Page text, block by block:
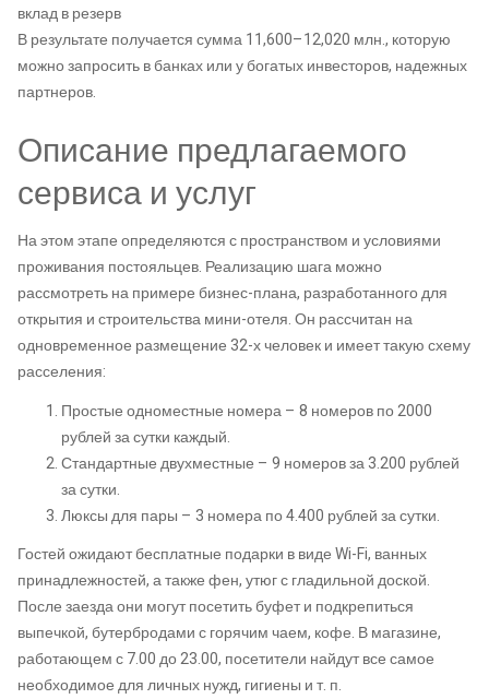
вклад в резерв
В результате получается сумма 11,600–12,020 млн., которую
можно запросить в банках или у богатых инвесторов, надежных
партнеров.
Описание предлагаемого
сервиса и услуг
На этом этапе определяются с пространством и условиями
проживания постояльцев. Реализацию шага можно
рассмотреть на примере бизнес-плана, разработанного для
открытия и строительства мини-отеля. Он рассчитан на
одновременное размещение 32-х человек и имеет такую схему
расселения:
Простые одноместные номера – 8 номеров по 2000
рублей за сутки каждый.
Стандартные двухместные – 9 номеров за 3.200 рублей
за сутки.
Люксы для пары – 3 номера по 4.400 рублей за сутки.
Гостей ожидают бесплатные подарки в виде Wi-Fi, ванных
принадлежностей, а также фен, утюг с гладильной доской.
После заезда они могут посетить буфет и подкрепиться
выпечкой, бутербродами с горячим чаем, кофе. В магазине,
работающем с 7.00 до 23.00, посетители найдут все самое
необходимое для личных нужд, гигиены и т. п.